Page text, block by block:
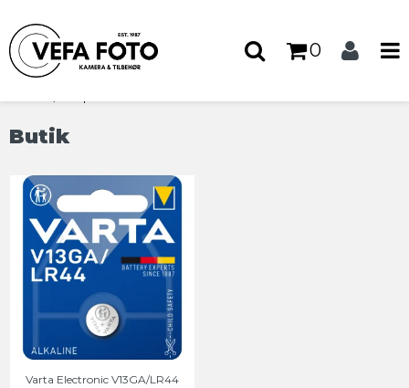
0
Butik
Varta Electronic V13GA/LR44